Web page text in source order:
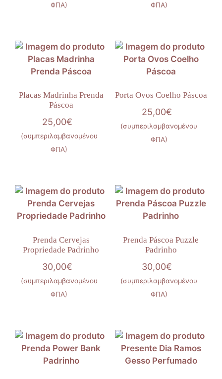
ΦΠΑ)
ΦΠΑ)
Placas Madrinha Prenda
Páscoa
25,00€
(συμπεριλαμβανομένου
ΦΠΑ)
Porta Ovos Coelho Páscoa
25,00€
(συμπεριλαμβανομένου
ΦΠΑ)
Prenda Cervejas
Propriedade Padrinho
30,00€
(συμπεριλαμβανομένου
ΦΠΑ)
Prenda Páscoa Puzzle
Padrinho
30,00€
(συμπεριλαμβανομένου
ΦΠΑ)